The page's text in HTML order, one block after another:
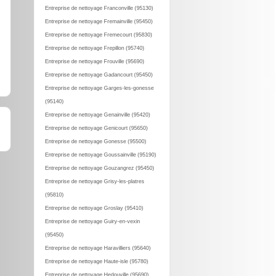
Entreprise de nettoyage Franconville (95130)
Entreprise de nettoyage Fremainville (95450)
Entreprise de nettoyage Fremecourt (95830)
Entreprise de nettoyage Frepillon (95740)
Entreprise de nettoyage Frouville (95690)
Entreprise de nettoyage Gadancourt (95450)
Entreprise de nettoyage Garges-les-gonesse
(95140)
Entreprise de nettoyage Genainville (95420)
Entreprise de nettoyage Genicourt (95650)
Entreprise de nettoyage Gonesse (95500)
Entreprise de nettoyage Goussainville (95190)
Entreprise de nettoyage Gouzangrez (95450)
Entreprise de nettoyage Grisy-les-platres
(95810)
Entreprise de nettoyage Groslay (95410)
Entreprise de nettoyage Guiry-en-vexin
(95450)
Entreprise de nettoyage Haravilliers (95640)
Entreprise de nettoyage Haute-isle (95780)
Entreprise de nettoyage Hedouville (95690)